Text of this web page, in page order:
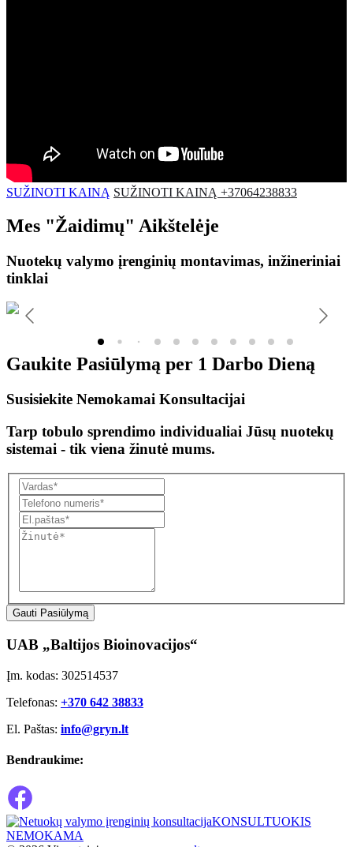
SUŽINOTI KAINĄ SUŽINOTI KAINĄ +37064238833
Mes "Žaidimų" Aikštelėje
Nuotekų valymo įrenginių montavimas, inžineriniai
tinklai
Gaukite Pasiūlymą per 1 Darbo Dieną
Susisiekite Nemokamai Konsultacijai
Tarp tobulo sprendimo individualiai Jūsų nuotekų
sistemai - tik viena žinutė mums.
Gauti Pasiūlymą
UAB „Baltijos Bioinovacijos“
Įm. kodas: 302514537
Telefonas: +370 642 38833
El. Paštas: info@gryn.lt
Bendraukime:
KONSULTUOKIS
NEMOKAMA